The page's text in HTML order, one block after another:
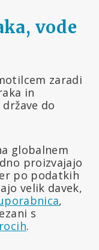
vode
zaradi
in
do
globalnem
proizvajajo
po podatkih
velik davek,
,
s
.